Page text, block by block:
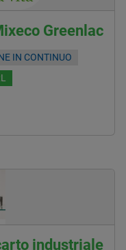
Greenlac
IN CONTINUO
industriale